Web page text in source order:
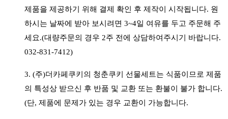
제품을 제공하기 위해 결제 확인 후 제작이 시작됩니다. 원
하시는 날짜에 받아 보시려면 3~4일 여유를 두고 주문해 주
세요.(대량주문의 경우 2주 전에 상담하여주시기 바랍니다.
032-831-7412)
3. (주)더카페쿠키의 청춘쿠키 선물세트는 식품이므로 제품
의 특성상 받으신 후 반품 및 교환 또는 환불이 불가 합니다.
(단, 제품에 문제가 있는 경우 교환이 가능합니다.